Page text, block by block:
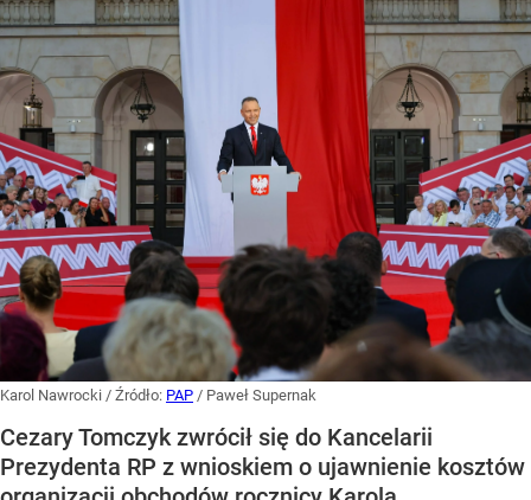
Karol Nawrocki / Źródło: PAP / Paweł Supernak
Cezary Tomczyk zwrócił się do Kancelarii
Prezydenta RP z wnioskiem o ujawnienie kosztów